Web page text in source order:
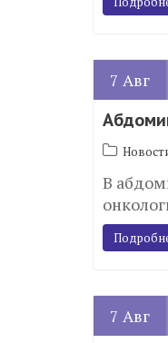
7 Авг
В
7 Авг